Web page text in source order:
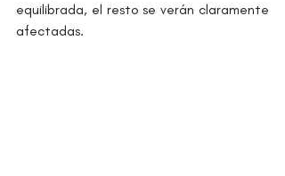
equilibrada, el resto se verán claramente
afectadas.